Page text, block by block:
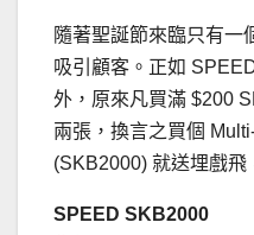
隨著聖誕節來臨只有一
吸引顧客。正如
外，原來凡買滿 $200
兩張，換言之買個
(SKB2000) 就送埋戲飛
SPEED SKB2000